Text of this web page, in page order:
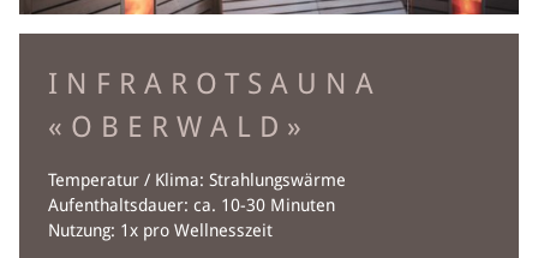
INFRAROTSAUNA
«OBERWALD»
Temperatur / Klima: Strahlungswärme
Aufenthaltsdauer: ca. 10-30 Minuten
Nutzung: 1x pro Wellnesszeit